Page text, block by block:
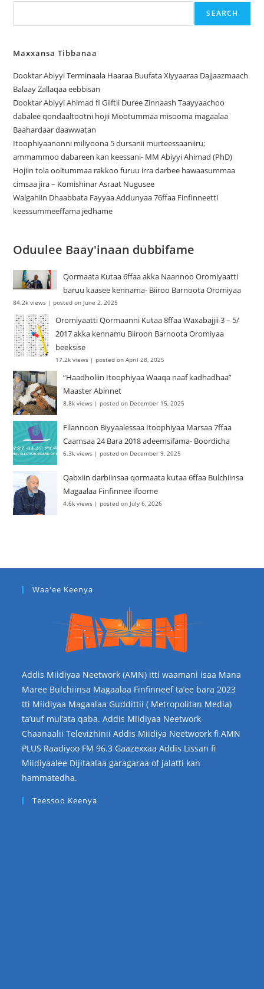
SEARCH
Maxxansa Tibbanaa
Dooktar Abiyyi Terminaala Haaraa Buufata Xiyyaaraa Dajjaazmaach
Balaay Zallaqaa eebbisan
Dooktar Abiyyi Ahimad fi Giiftii Duree Zinnaash Taayyaachoo
dabalee qondaaltootni hojii Mootummaa misooma magaalaa
Baahardaar daawwatan
Itoophiyaanonni miliyoona 5 dursanii murteessaaniiru;
ammammoo dabareen kan keessani- MM Abiyyi Ahimad (PhD)
Hojiin tola ooltummaa rakkoo furuu irra darbee hawaasummaa
cimsaa jira – Komishinar Asraat Nugusee
Walgahiin Dhaabbata Fayyaa Addunyaa 76ffaa Finfinneetti
keessummeeffama jedhame
Oduulee Baay'inaan dubbifame
Qormaata Kutaa 6ffaa akka Naannoo Oromiyaatti
baruu kaasee kennama- Biiroo Barnoota Oromiyaa
84.2k views |posted on June 2, 2025
Oromiyaatti Qormaanni Kutaa 8ffaa Waxabajjii 3 – 5/
2017 akka kennamu Biiroon Barnoota Oromiyaa
beeksise
17.2k views |posted on April 28, 2025
“Haadholiin Itoophiyaa Waaqa naaf kadhadhaa”
Maaster Abinnet
8.8k views |posted on December 15, 2025
Filannoon Biyyaalessaa Itoophiyaa Marsaa 7ffaa
Caamsaa 24 Bara 2018 adeemsifama- Boordicha
6.3k views |posted on December 9, 2025
Qabxiin darbiinsaa qormaata kutaa 6ffaa Bulchiinsa
Magaalaa Finfinnee ifoome
4.6k views |posted on July 6, 2026
Waa'ee Keenya
Addis Miidiyaa Neetwork (AMN) itti waamani isaa Mana
Maree Bulchiinsa Magaalaa Finfinneef ta’ee bara 2023
tti Miidiyaa Magaalaa Guddittii ( Metropolitan Media)
ta’uuf mul’ata qaba. Addis Miidiyaa Neetwork
Chaanaalii Televizhinii Addis Miidiya Neetwoork fi AMN
PLUS Raadiyoo FM 96.3 Gaazexxaa Addis Lissan fi
Miidiyaalee Dijitaalaa garagaraa of jalatti kan
hammatedha.
Teessoo Keenya